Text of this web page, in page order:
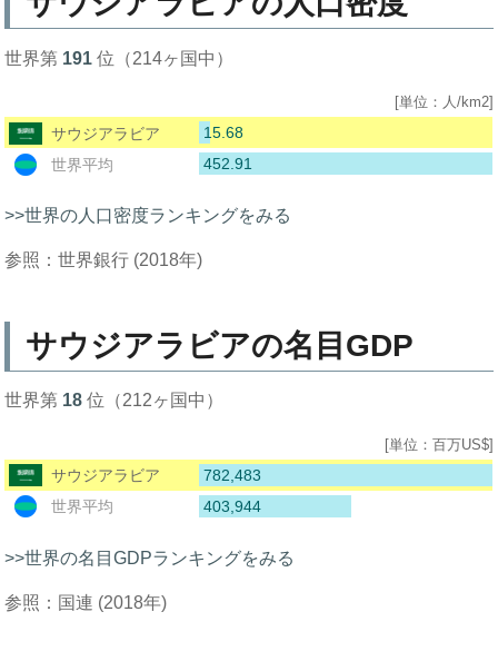
世界第 191 位（214ヶ国中）
[単位：人/km2]
サウジアラビア
15.68
世界平均
452.91
>>世界の人口密度ランキングをみる
参照：世界銀行 (2018年)
サウジアラビアの名目GDP
世界第 18 位（212ヶ国中）
[単位：百万US$]
サウジアラビア
782,483
世界平均
403,944
>>世界の名目GDPランキングをみる
参照：国連 (2018年)